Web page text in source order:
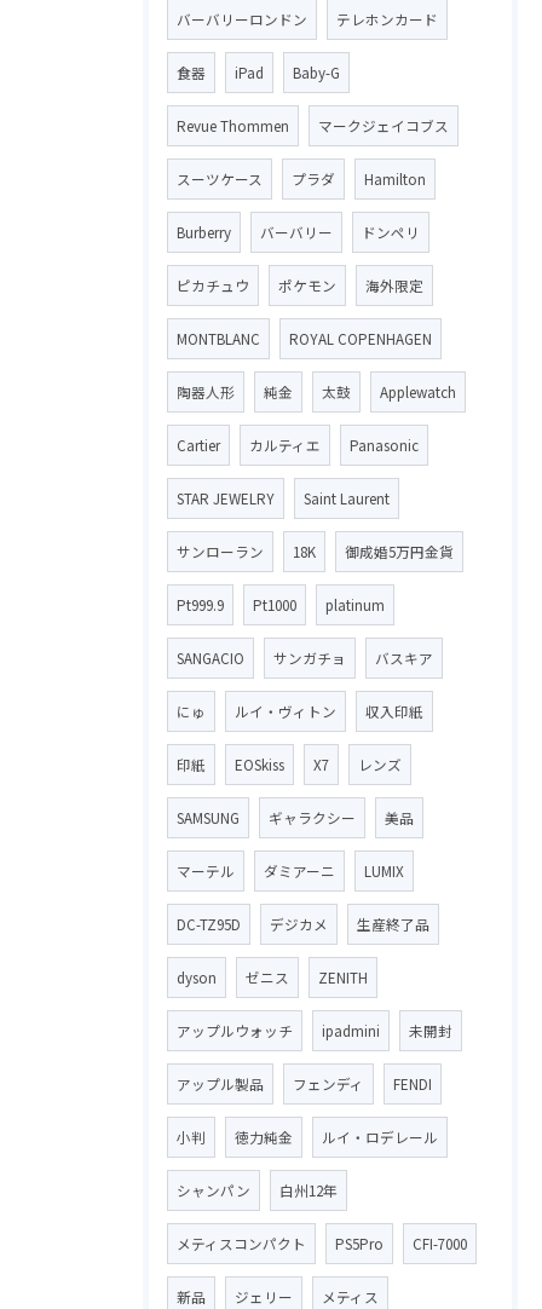
バーバリーロンドン テレホンカード
食器 iPad Baby-G
Revue Thommen マークジェイコブス
スーツケース プラダ Hamilton
Burberry バーバリー ドンペリ
ピカチュウ ポケモン 海外限定
MONTBLANC ROYAL COPENHAGEN
陶器人形 純金 太鼓 Applewatch
Cartier カルティエ Panasonic
STAR JEWELRY Saint Laurent
サンローラン 18K 御成婚5万円金貨
Pt999.9 Pt1000 platinum
SANGACIO サンガチョ バスキア
にゅ ルイ・ヴィトン 収入印紙
印紙 EOSkiss X7 レンズ
SAMSUNG ギャラクシー 美品
マーテル ダミアーニ LUMIX
DC-TZ95D デジカメ 生産終了品
dyson ゼニス ZENITH
アップルウォッチ ipadmini 未開封
アップル製品 フェンディ FENDI
小判 徳力純金 ルイ・ロデレール
シャンパン 白州12年
メティスコンパクト PS5Pro CFI-7000
新品 ジェリー メティス